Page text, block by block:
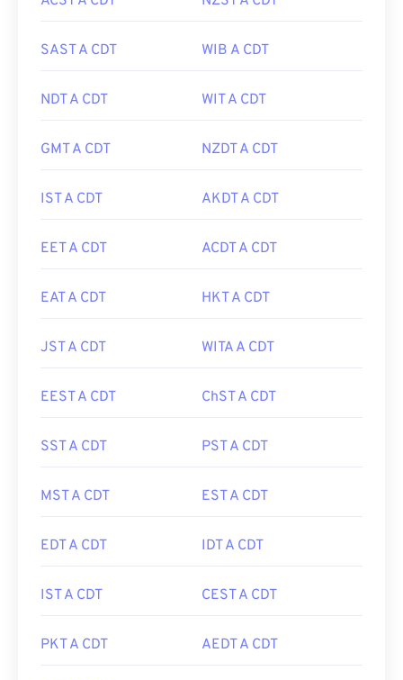
SAST A CDT WIB A CDT
NDT A CDT WIT A CDT
GMT A CDT NZDT A CDT
IST A CDT AKDT A CDT
EET A CDT ACDT A CDT
EAT A CDT HKT A CDT
JST A CDT WITA A CDT
EEST A CDT ChST A CDT
SST A CDT PST A CDT
MST A CDT EST A CDT
EDT A CDT IDT A CDT
IST A CDT CEST A CDT
PKT A CDT AEDT A CDT